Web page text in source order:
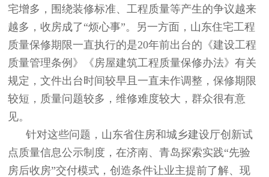
宅增多，围绕装修标准、工程质量等产生的争议越来
越多，收房成了“烦心事”。另一方面，山东住宅工程
质量保修期限一直执行的是20年前出台的《建设工程
质量管理条例》《房屋建筑工程质量保修办法》有关
规定，文件出台时间较早且一直未作调整，保修期限
较短，质量问题较多，维修难度较大，群众很有意
见。
针对这些问题，山东省住房和城乡建设厅创新试
点质量信息公示制度，在济南、青岛探索实践“先验
房后收房”交付模式，创造条件让业主提前了解、现